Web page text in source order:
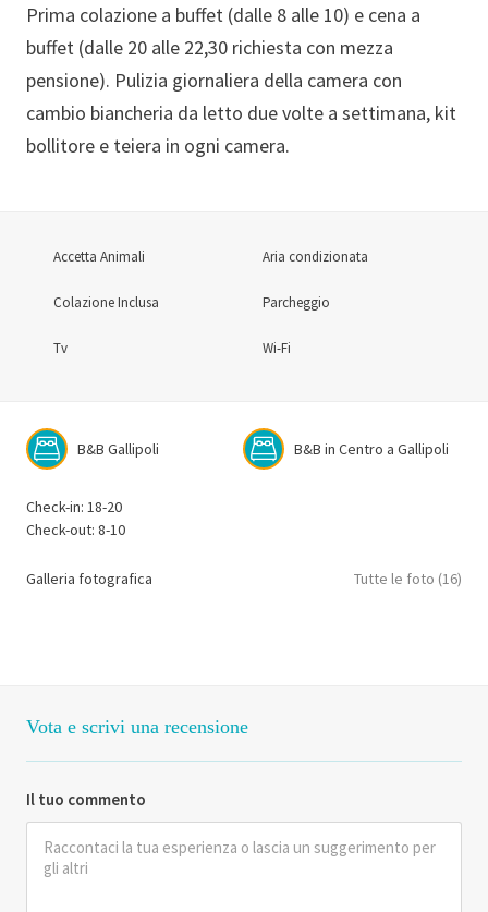
Prima colazione a buffet (dalle 8 alle 10) e cena a
buffet (dalle 20 alle 22,30 richiesta con mezza
pensione). Pulizia giornaliera della camera con
cambio biancheria da letto due volte a settimana, kit
bollitore e teiera in ogni camera.
Accetta Animali Aria condizionata
Colazione Inclusa Parcheggio
Tv Wi-Fi
B&B Gallipoli B&B in Centro a Gallipoli
Check-in: 18-20
Check-out: 8-10
Galleria fotografica Tutte le foto (16)
Vota e scrivi una recensione
Il tuo commento